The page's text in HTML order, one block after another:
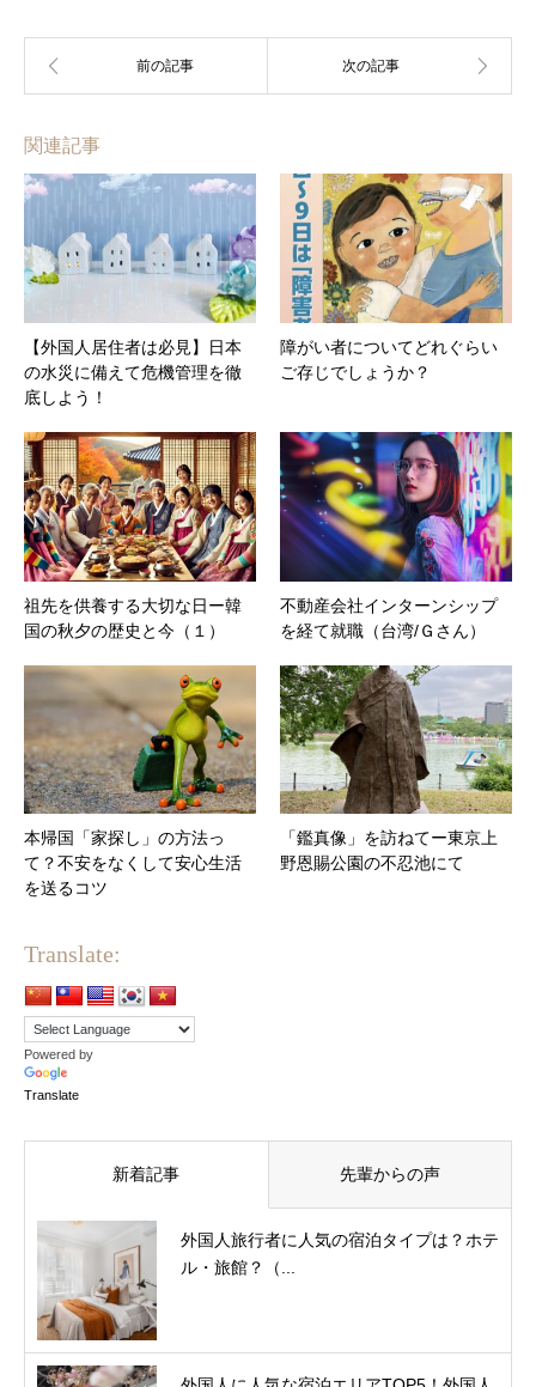
関連記事
【外国人居住者は必見】日本
の水災に備えて危機管理を徹
底しよう！
障がい者についてどれぐらい
ご存じでしょうか？
祖先を供養する大切な日ー韓
国の秋夕の歴史と今（１）
不動産会社インターンシップ
を経て就職（台湾/Ｇさん）
本帰国「家探し」の方法っ
て？不安をなくして安心生活
を送るコツ
「鑑真像」を訪ねてー東京上
野恩賜公園の不忍池にて
Translate:
Powered by
Translate
新着記事 先輩からの声
外国人旅行者に人気の宿泊タイプは？ホテ
ル・旅館？（...